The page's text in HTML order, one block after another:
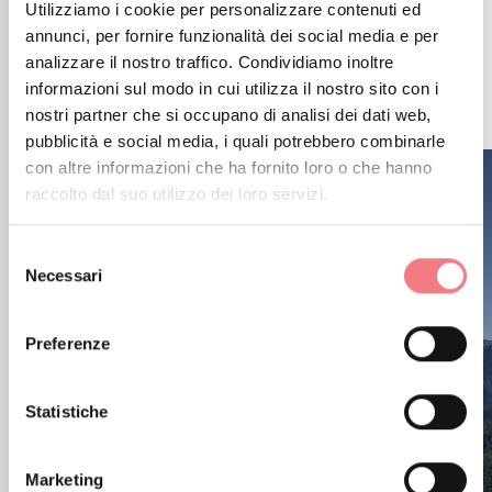
Utilizziamo i cookie per personalizzare contenuti ed
annunci, per fornire funzionalità dei social media e per
analizzare il nostro traffico. Condividiamo inoltre
informazioni sul modo in cui utilizza il nostro sito con i
nostri partner che si occupano di analisi dei dati web,
pubblicità e social media, i quali potrebbero combinarle
con altre informazioni che ha fornito loro o che hanno
raccolto dal suo utilizzo dei loro servizi.
delNecessari
Preferenze
Statistiche
Marketing
CONTENUTI CORRELATI
POTREBBE PIACERTI
ANCHE